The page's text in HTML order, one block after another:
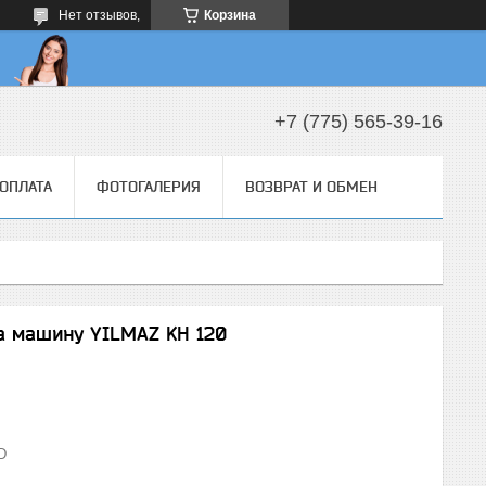
Корзина
Нет отзывов,
+7 (775) 565-39-16
ФОТОГАЛЕРИЯ ВОЗВРАТ И ОБМЕН
машину YILMAZ KH 120